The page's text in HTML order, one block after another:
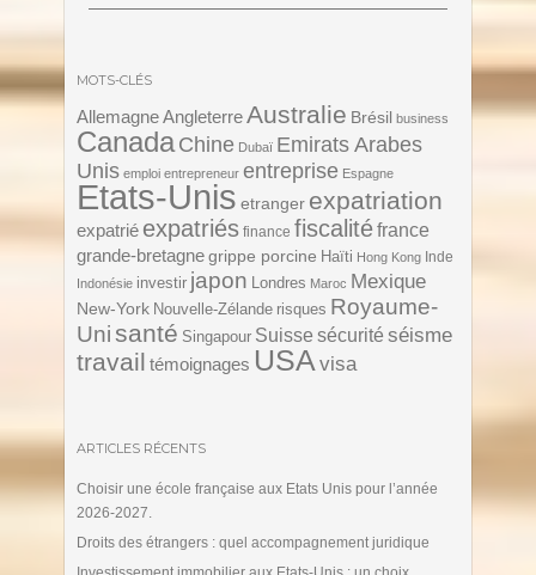
MOTS-CLÉS
Allemagne Angleterre Australie Brésil business
Canada Chine Dubaï Emirats Arabes
Unis emploi entrepreneur entreprise Espagne
Etats-Unis etranger expatriation
expatrié expatriés finance fiscalitéfrance
grande-bretagne grippe porcine Haïti Hong Kong Inde
Indonésie investir japon Londres Maroc Mexique
New-York Nouvelle-Zélande risques Royaume-
Unisanté Singapour Suisse sécurité séisme
travail témoignages USA visa
ARTICLES RÉCENTS
Choisir une école française aux Etats Unis pour l’année
2026-2027.
Droits des étrangers : quel accompagnement juridique